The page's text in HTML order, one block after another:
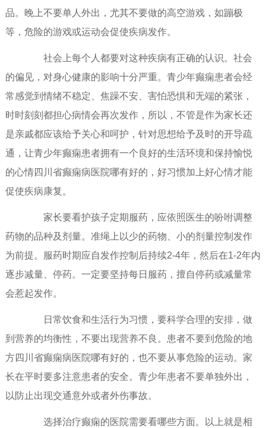
品。晚上不要单人外出，尤其不要做的高空游戏，如蹦极
等，危险的游戏或运动会促使疾病发作。
社会上每个人都要对这种疾病有正确的认识。社会
的偏见，对身心健康的影响十分严重。青少年癫痫患者会经
常感觉到情绪不稳定、焦躁不安、害怕恐惧和无端的紧张，
时时刻刻都担心病情会再次发作，所以，不管是作为家长还
是亲戚都应该给予关心和呵护，针对思想给予及时的开导疏
通，让青少年癫痫患者拥有一个良好的生活环境和保持愉悦
的心情四川省癫痫病医院哪有好的，好习惯加上好心情才能
促使疾病康复。
家长要看护孩子定期服药，应依照医生的吩咐调整
药物的品种及剂量。准绳上以少的药物、小的剂量控制发作
为前提。服药时期应自发作控制后持续2-4年，然后在1-2年内
逐步减量、停药。一定要坚持每日服药，擅自停药或减量常
会惹起发作。
日常饮食和生活行为习惯，要科学合理的安排，做
到营养的均衡性，不要出现营养不良。患者不要到危险的地
方四川省癫痫病医院哪有好的，也不要从事危险的运动。家
长在平时要多注意患者的安全。青少年患者不要单独外出，
以防止出现交通意外或者外伤事故。
选择治疗癫痫的医院需要看哪些方面。以上就是相